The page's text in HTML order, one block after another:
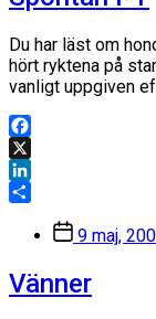
Du har läst om
hört ryktena på
vanligt uppgiven
Facebook
X
LinkedIn
Inläggsdatum
9 maj,
Vänner